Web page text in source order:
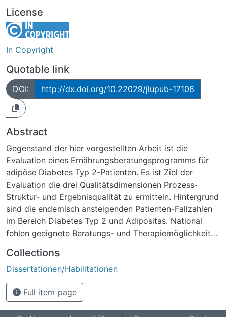
License
In Copyright
Quotable link
DOI: http://dx.doi.org/10.22029/jlupub-17108
Abstract
Gegenstand der hier vorgestellten Arbeit ist die
Evaluation eines Ernährungsberatungsprogramms für
adipöse Diabetes Typ 2-Patienten. Es ist Ziel der
Evaluation die drei Qualitätsdimensionen Prozess-
Struktur- und Ergebnisqualität zu ermitteln. Hintergrund
sind die endemisch ansteigenden Patienten-Fallzahlen
im Bereich Diabetes Typ 2 und Adipositas. National
fehlen geeignete Beratungs- und Therapiemöglichkeiten
abzudecken. Es mangelt weiterhin an strukturierten
Curricula, und ein Wirksamkeitsnachweis solcher
Programme steht oft aus. Vor dem Hintergrund knapper
Sozialkassen ist die Finanzierung von
Collections
Dissertationen/Habilitationen
Full item page